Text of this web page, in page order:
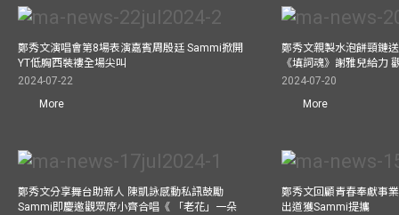
鄭秀文演唱會第8場表演嘉賓周殷廷 Sammi掀開
YT低胸西裝褸全場尖叫
2024-07-22
More
鄭秀文親製水泡餅頸鏈
《填詞魂》謝雅兒給力
2024-07-20
More
鄭秀文分享舞台助新人 陳凱詠感動私訊鼓勵
Sammi即慶邀觀眾席小齊合唱《 「老花」一朵
鄭秀文回顧青春奉獻事
出道獲Sammi提攜